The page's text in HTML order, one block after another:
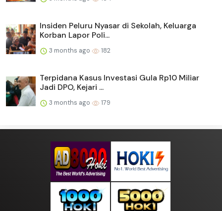
Insiden Peluru Nyasar di Sekolah, Keluarga
Korban Lapor Poli...
3 months ago 182
Terpidana Kasus Investasi Gula Rp10 Miliar
Jadi DPO, Kejari ...
3 months ago 179